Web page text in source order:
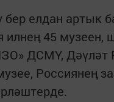
бер елдан артык
илнең 45 музеен,
ДСМҮ, Дәүләт
Россиянең